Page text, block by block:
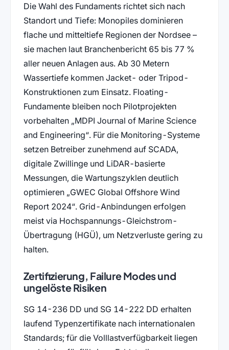
Die Wahl des Fundaments richtet sich nach
Standort und Tiefe: Monopiles dominieren
flache und mitteltiefe Regionen der Nordsee –
sie machen laut Branchenbericht 65 bis 77 %
aller neuen Anlagen aus. Ab 30 Metern
Wassertiefe kommen Jacket- oder Tripod-
Konstruktionen zum Einsatz. Floating-
Fundamente bleiben noch Pilotprojekten
vorbehalten MDPI Journal of Marine Science
and Engineering . Für die Monitoring-Systeme
setzen Betreiber zunehmend auf SCADA,
digitale Zwillinge und LiDAR-basierte
Messungen, die Wartungszyklen deutlich
optimieren GWEC Global Offshore Wind
Report 2024 . Grid-Anbindungen erfolgen
meist via Hochspannungs-Gleichstrom-
Übertragung (HGÜ), um Netzverluste gering zu
halten.
Zertifizierung, Failure Modes und
ungelöste Risiken
SG 14-236 DD und SG 14-222 DD erhalten
laufend Typenzertifikate nach internationalen
Standards; für die Volllastverfügbarkeit liegen